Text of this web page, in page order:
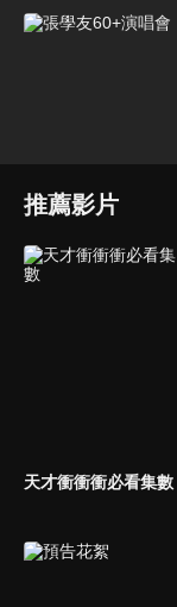
推薦影片
天才衝衝衝必看集數